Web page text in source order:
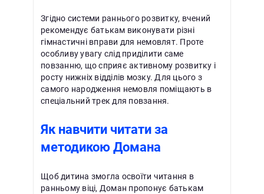
Згідно системи раннього розвитку, вчений
рекомендує батькам виконувати різні
гімнастичні вправи для немовлят. Проте
особливу увагу слід приділити саме
повзанню, що сприяє активному розвитку і
росту нижніх відділів мозку. Для цього з
самого народження немовля поміщають в
спеціальний трек для повзання.
Як навчити читати за
методикою Домана
Щоб дитина змогла освоїти читання в
ранньому віці, Доман пропонує батькам